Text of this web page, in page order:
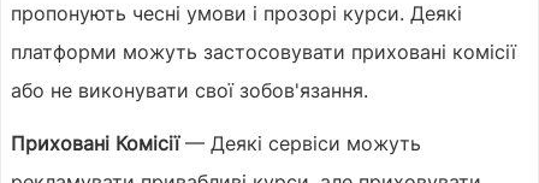
пропонують чесні умови і прозорі курси. Деякі
платформи можуть застосовувати приховані комісії
або не виконувати свої зобов'язання.
Приховані Комісії— Деякі сервіси можуть